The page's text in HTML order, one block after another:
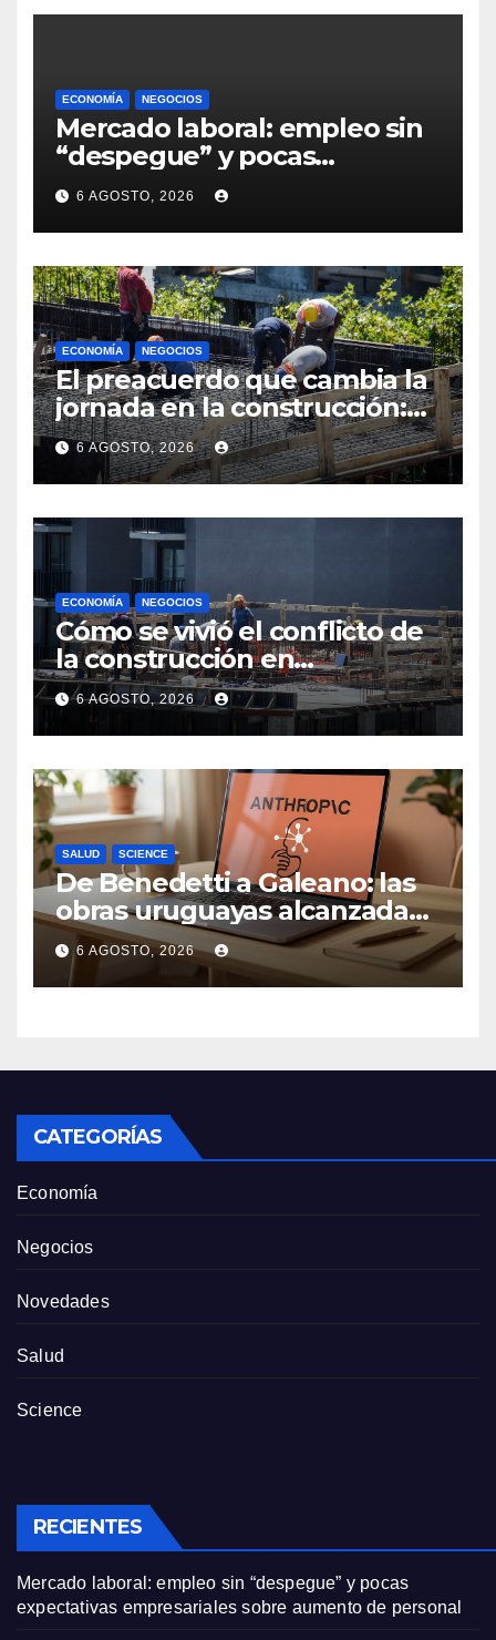
ECONOMÍA NEGOCIOS
Mercado laboral: empleo sin
“despegue” y pocas
expectativas empresariales
sobre aumento de personal
6 AGOSTO, 2026
ECONOMÍA NEGOCIOS
El preacuerdo que cambia la
jornada en la construcción:
menos horas, subas reales y
convenio hasta 2031
6 AGOSTO, 2026
ECONOMÍA NEGOCIOS
Cómo se vivió el conflicto de
la construcción en
Maldonado, un
departamento donde el
sector tiene sus
particularidades
6 AGOSTO, 2026
SALUD SCIENCE
De Benedetti a Galeano: las
obras uruguayas alcanzadas
por la demanda colectiva de
US$ 1.500 millones contra
Anthropic
6 AGOSTO, 2026
CATEGORÍAS
Economía
Negocios
Novedades
Salud
Science
RECIENTES
Mercado laboral: empleo sin “despegue” y pocas
expectativas empresariales sobre aumento de personal